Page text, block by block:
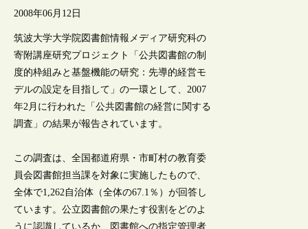
2008年06月12日
筑波大学大学院図書館情報メディア研究科の
寄附講座研究プロジェクト「公共図書館の制
度的枠組みと基盤機能の研究：先導的経営モ
デルの設定を目指して」の一環として、2007
年2月に行われた「公共図書館の経営に関する
調査」の結果が報告されています。
この調査は、全国都道府県・市町村の教育委
員会図書館担当課を対象に実施したもので、
全体で1,262自治体（全体の67.1％）が回答し
ています。公立図書館の果たす役割をどのよ
うに認識しているか、図書館への指定管理者